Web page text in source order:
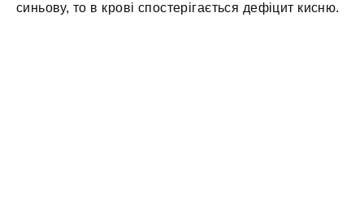
синьову, то в крові спостерігається дефіцит кисню.